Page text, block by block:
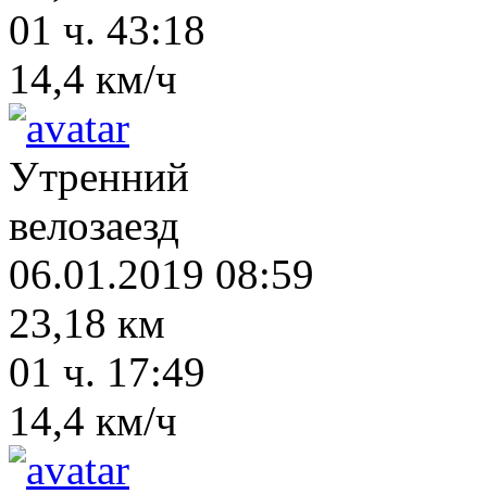
01 ч. 43:18
14,4 км/ч
Утренний
велозаезд
06.01.2019 08:59
23,18 км
01 ч. 17:49
14,4 км/ч